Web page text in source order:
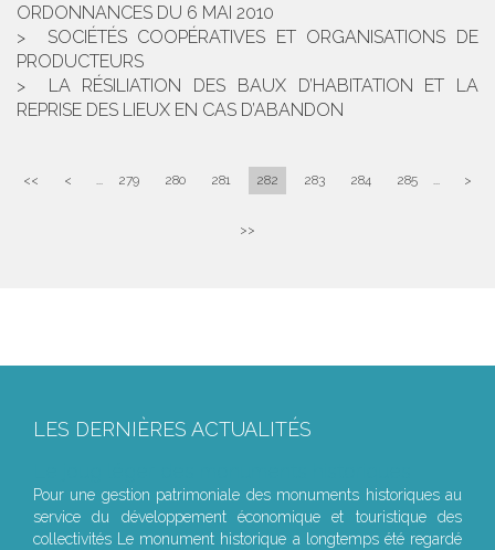
ORDONNANCES DU 6 MAI 2010
SOCIÉTÉS COOPÉRATIVES ET ORGANISATIONS DE
PRODUCTEURS
LA RÉSILIATION DES BAUX D’HABITATION ET LA
REPRISE DES LIEUX EN CAS D’ABANDON
<< < ... 279 280 281 282 283 284 285 ... >
>>
LES DERNIÈRES ACTUALITÉS
Pour une gestion patrimoniale des monuments historiques au
service du développement économique et touristique des
collectivités Le monument historique a longtemps été regardé